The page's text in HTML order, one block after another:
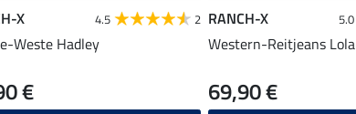
X 4.5 2
Weste Hadley
€
RANCH-X 5.0
Western-Reitjeans Lola
69,90 €